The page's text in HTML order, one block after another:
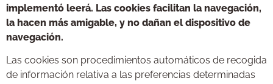
implementó leerá. Las cookies facilitan la navegación,
la hacen más amigable, y no dañan el dispositivo de
navegación.
Las cookies son procedimientos automáticos de recogida
de información relativa a las preferencias determinadas